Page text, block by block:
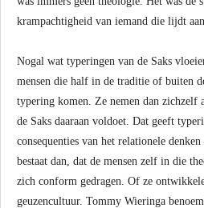
krampachtigheid van iemand die lijdt
Nogal wat typeringen van de Saks
mensen die half in de traditie of buiten
typering komen. Ze nemen dan zichzelf
de Saks daaraan voldoet. Dat geeft
consequenties van het relationele
bestaat dan, dat de mensen zelf in die
zich conform gedragen. Of ze
geuzencultuur. Tommy Wieringa